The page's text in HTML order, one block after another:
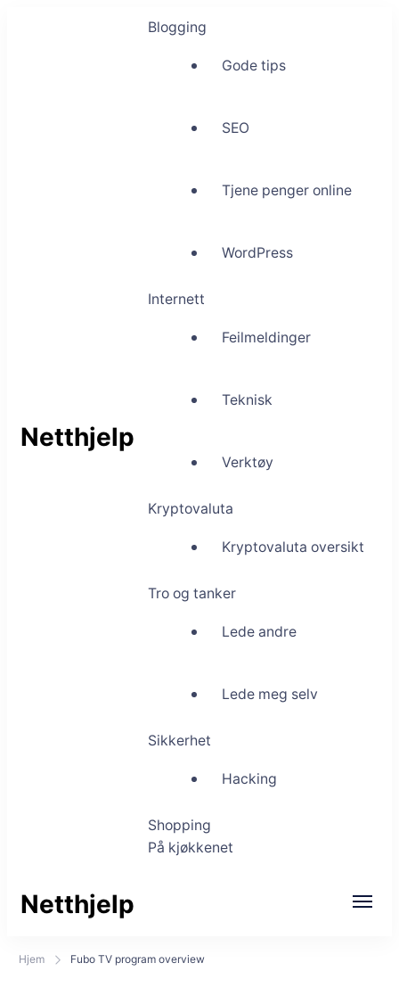
Netthjelp
Blogging
Gode tips
SEO
Tjene penger online
WordPress
Internett
Feilmeldinger
Teknisk
Verktøy
Kryptovaluta
Kryptovaluta oversikt
Tro og tanker
Lede andre
Lede meg selv
Sikkerhet
Hacking
Shopping
På kjøkkenet
Netthjelp
Hjem Fubo TV program overview